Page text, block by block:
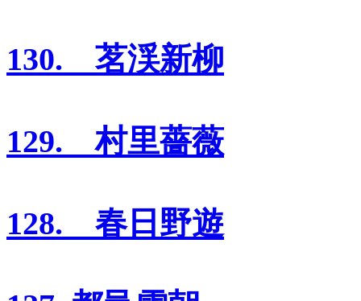
130. 茗渓新柳
129. 村里薔薇
128. 春日野遊